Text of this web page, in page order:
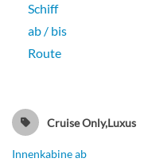
Schiff
ab / bis
Route
Cruise Only,Luxus
Innenkabine ab